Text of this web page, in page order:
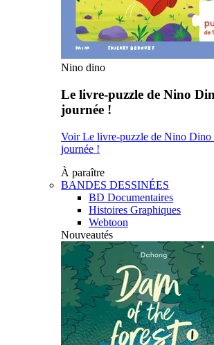
Nino dino
Le livre-puzzle de Nino
journée !
Voir Le livre-puzzle de Nino Dino
journée !
À paraître
BANDES DESSINÉES
BD Documentaires
Histoires Graphiques
Webtoon
Nouveautés